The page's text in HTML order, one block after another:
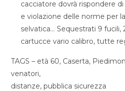
cacciatore dovrà rispondere
e violazione delle norme per
selvatica… Sequestrati 9
cartucce vario calibro, tutte
TAGS – età 60, Caserta,
venatori,
distanze, pubblica sicurezza